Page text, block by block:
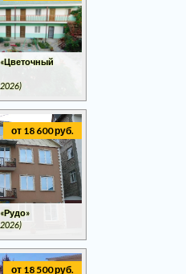
от 18 600 руб.
от 18 500 руб.